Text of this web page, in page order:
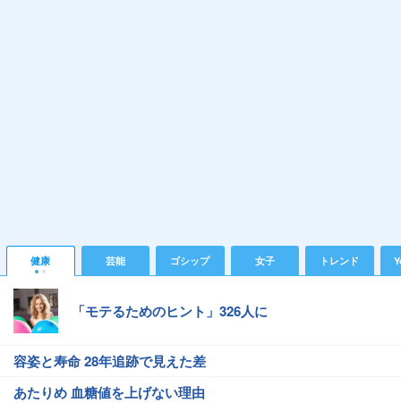
健康 芸能 ゴシップ 女子 トレンド
「モテるためのヒント」326人に
容姿と寿命 28年追跡で見えた差
あたりめ 血糖値を上げない理由